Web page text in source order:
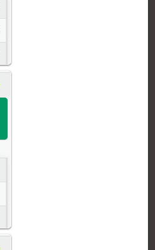
Holstein